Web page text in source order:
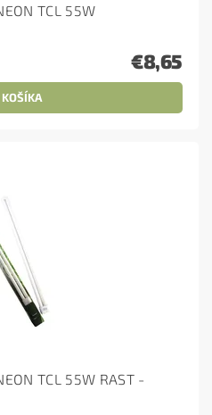
TCL 55W
€8,65
TCL 55W RAST -